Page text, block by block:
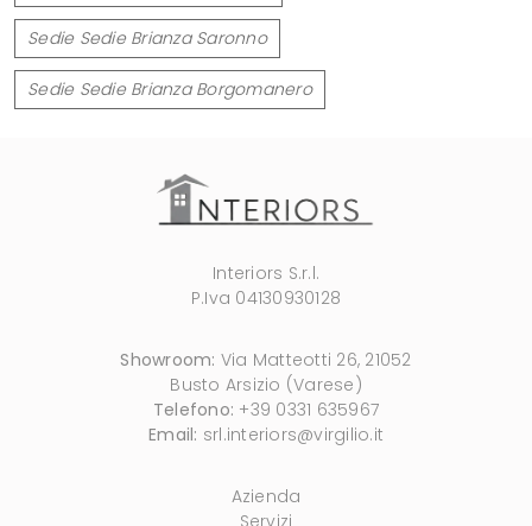
Sedie Sedie Brianza Saronno
Sedie Sedie Brianza Borgomanero
Interiors S.r.l.
P.Iva 04130930128
Showroom: Via Matteotti 26, 21052
Busto Arsizio (Varese)
Telefono: +39 0331 635967
Email: srl.interiors@virgilio.it
Azienda
Servizi